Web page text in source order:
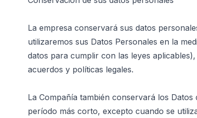
La empresa conservará sus datos
utilizaremos sus Datos Personales en la
datos para cumplir con las leyes
acuerdos y políticas legales.
La Compañía también conservará los
período más corto, excepto cuando se